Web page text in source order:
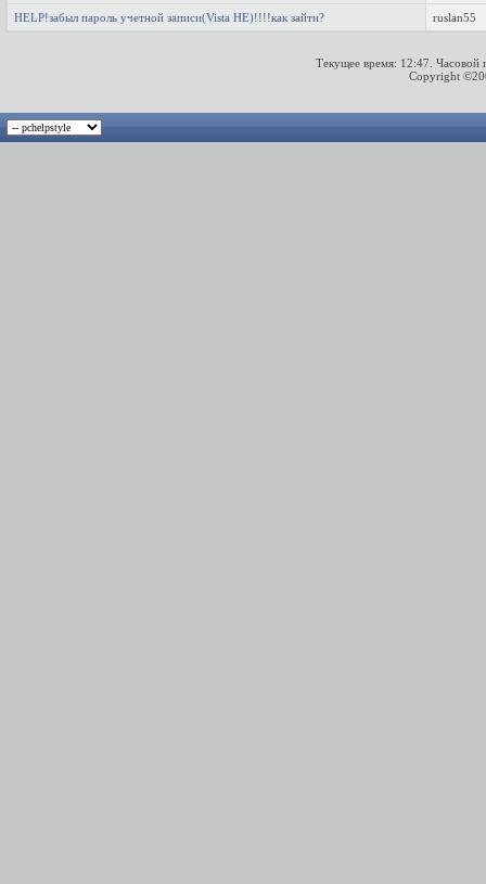
HELP!забыл пароль учетной записи(Vista HE)!!!!как зайти? ruslan55
Текущее время: 12:47 .
Copyright